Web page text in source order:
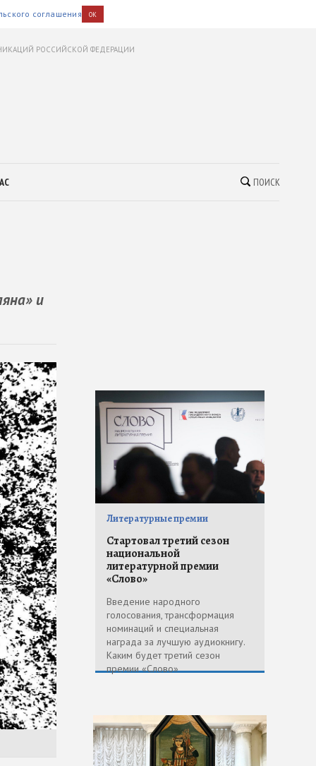
соглашения OK
РОССИЙСКОЙ ФЕДЕРАЦИИ
ПОИСК
и
Литературные премии
Стартовал третий сезон
национальной
литературной премии
«Слово»
Введение народного
голосования, трансформация
номинаций и специальная
награда за лучшую аудиокнигу.
Каким будет третий сезон
премии «Слово»